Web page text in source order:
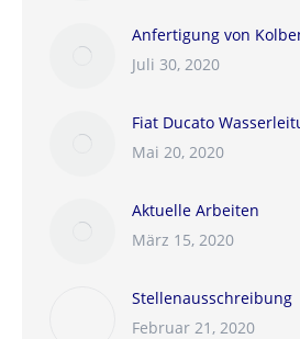
Anfertigung von
Juli 30, 2020
Fiat Ducato
Mai 20, 2020
Aktuelle Arbeiten
März 15, 2020
Stellenausschreibung
Februar 21, 2020